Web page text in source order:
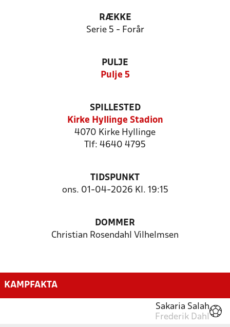
RÆKKE
Serie 5 - Forår
PULJE
Pulje 5
SPILLESTED
Kirke Hyllinge Stadion
4070 Kirke Hyllinge
Tlf: 4640 4795
TIDSPUNKT
ons. 01-04-2026 Kl. 19:15
DOMMER
Christian Rosendahl Vilhelmsen
KAMPFAKTA
Sakaria Salah
Frederik Dahl